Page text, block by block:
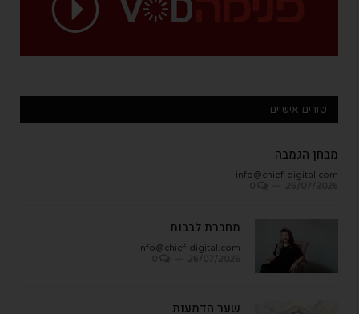
טורים אישיים
מבחן הגמבה
info@chief-digital.com
מחברת לבבות
info@chief-digital.com
שער הדמעות